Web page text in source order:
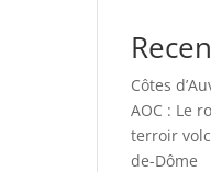
Côtes
AOC : Le
terroir
de-Dôme